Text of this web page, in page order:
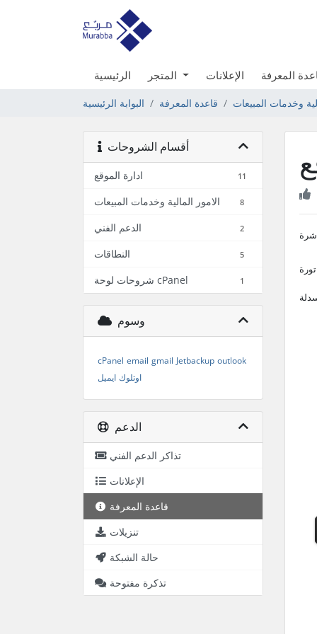
الرئيسية الإعلانات المعرفة
البوابة الرئيسية قاعدة المعرفة وخدمات المبيعات
أقسام الشروحات
ادارة الموقع 11
الامور المالية وخدمات المبيعات 8
الدعم الفني 2
النطاقات 5
شروحات لوحة cPanel 1
وسوم
cPanel email gmail Jetbackup outlook
اوتلوك ايميل
الدعم
تذاكر الدعم الفني
الإعلانات
قاعدة المعرفة
تنزيلات
حالة الشبكة
تذكرة مفتوحة